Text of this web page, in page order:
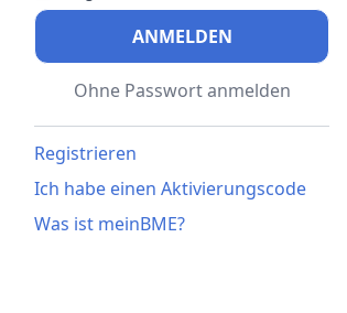
ANMELDEN
Ohne Passwort anmelden
Registrieren
Ich habe einen Aktivierungscode
Was ist meinBME?